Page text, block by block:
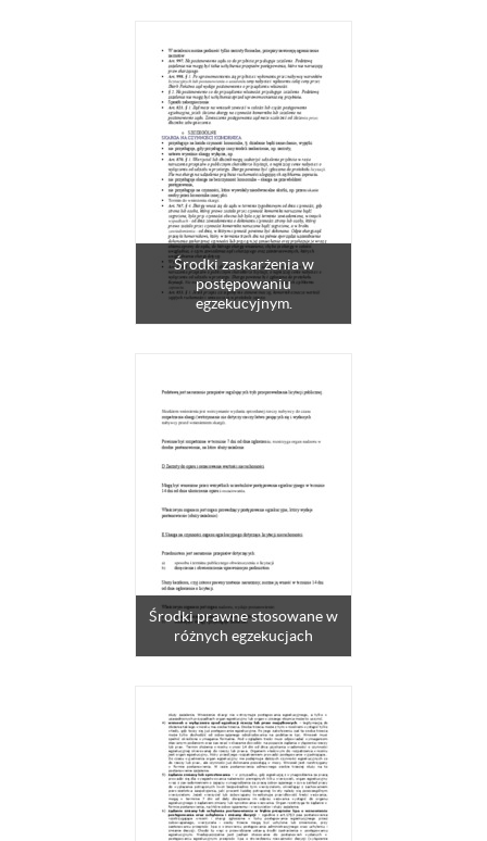
Środki zaskarżenia w
postępowaniu
egzekucyjnym.
Środki prawne stosowane w
różnych egzekucjach